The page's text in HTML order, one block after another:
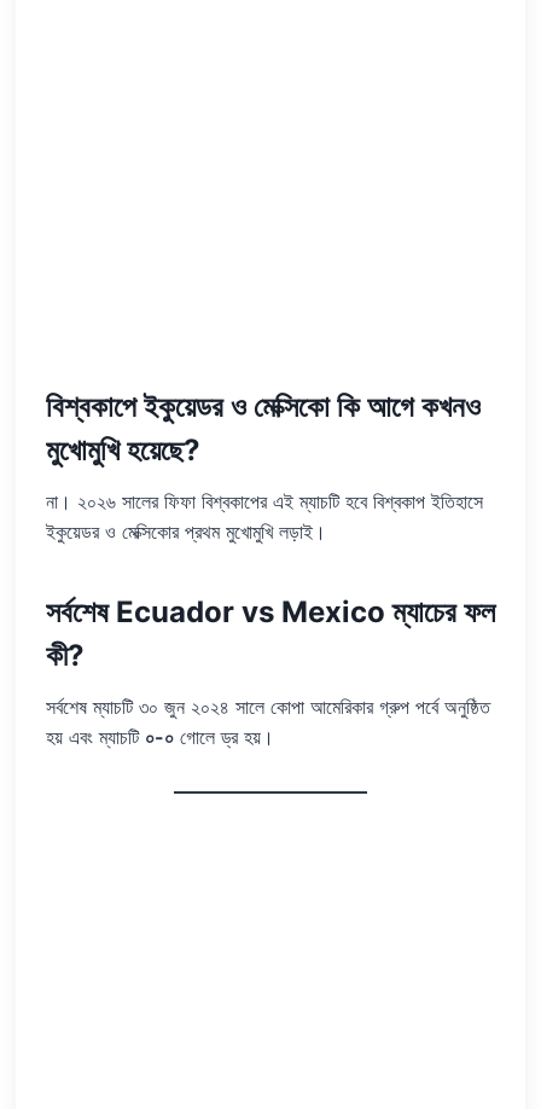
বিশ্বকাপে ইকুয়েডর ও মেক্সিকো কি আগে কখনও
মুখোমুখি হয়েছে?
না। ২০২৬ সালের ফিফা বিশ্বকাপের এই ম্যাচটি হবে বিশ্বকাপ ইতিহাসে
ইকুয়েডর ও মেক্সিকোর প্রথম মুখোমুখি লড়াই।
সর্বশেষ Ecuador vs Mexico ম্যাচের ফল
কী?
সর্বশেষ ম্যাচটি ৩০ জুন ২০২৪ সালে কোপা আমেরিকার গ্রুপ পর্বে অনুষ্ঠিত
হয় এবং ম্যাচটি ০-০ গোলে ড্র হয়।